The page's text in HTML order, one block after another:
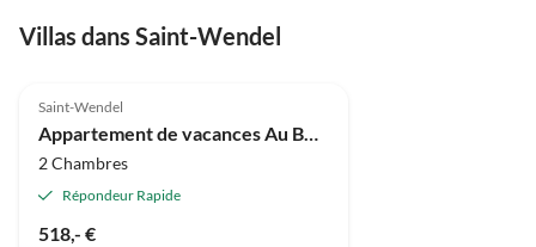
Reisekoffer haben wir nach zwei Wochen Urlaub die
schöne Ferienzeit in Ihrem Haus. Marlene, Ronny und
Stephan aus Ostbelgien
Villas dans Saint-Wendel
Saint-Wendel
Appartement de vacances Au Bosenberg
2 Chambres
Répondeur Rapide
518,- €